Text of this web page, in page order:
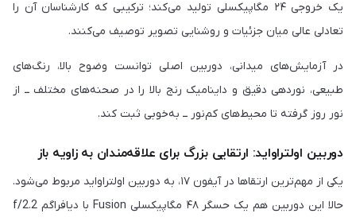
یک خروجی ۲۴ مگاپیکسلی تولید می‌کند؛ ترکیبی که کارشناسان آن را
تعادلی عالی میان جزئیات و روشنایی تصویر توصیف می‌کنند.
در آزمایش‌های میدانی، دوربین اصلی توانست وضوح بالا، رنگ‌های
طبیعی، نوردهی دقیق و داینامیک رنج بالا را در صحنه‌های مختلف ــ از
نور روز گرفته تا محیط‌های کم‌نور ــ به‌خوبی ثبت کند.
دوربین اولتراواید: ارتقایی بزرگ برای علاقه‌مندان به زاویه باز
یکی از مهم‌ترین ارتقاها در آیفون ۱۷، به دوربین اولتراواید مربوط می‌شود.
حالا این دوربین هم یک حسگر ۴۸ مگاپیکسلی Fusion با دیافراگم f/2.2